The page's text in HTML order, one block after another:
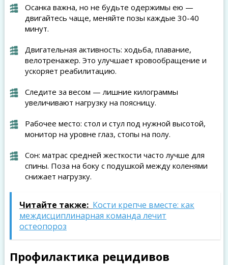
Осанка важна, но не будьте одержимы ею —
двигайтесь чаще, меняйте позы каждые 30-40
минут.
Двигательная активность: ходьба, плавание,
велотренажер. Это улучшает кровообращение и
ускоряет реабилитацию.
Следите за весом — лишние килограммы
увеличивают нагрузку на поясницу.
Рабочее место: стол и стул под нужной высотой,
монитор на уровне глаз, стопы на полу.
Сон: матрас средней жесткости часто лучше для
спины. Поза на боку с подушкой между коленями
снижает нагрузку.
Читайте также: Кости крепче вместе: как
междисциплинарная команда лечит
остеопороз
Профилактика рецидивов